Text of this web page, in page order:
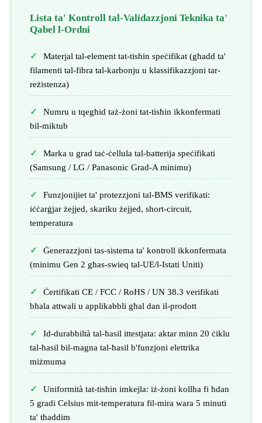
Lista ta' Kontroll tal-Validazzjoni Teknika ta'
Qabel l-Ordni
Materjal tal-element tat-tisħin speċifikat (għadd ta'
filamenti tal-fibra tal-karbonju u klassifikazzjoni tar-
reżistenza)
Numru u tqegħid taż-żoni tat-tisħin ikkonfermati
bil-miktub
Marka u grad taċ-ċellula tal-batterija speċifikati
(Samsung / LG / Panasonic Grad-A minimu)
Funzjonijiet ta' protezzjoni tal-BMS verifikati:
iċċarġjar żejjed, skariku żejjed, short-circuit,
temperatura
Ġenerazzjoni tas-sistema ta' kontroll ikkonfermata
(minimu Gen 2 għas-swieq tal-UE/l-Istati Uniti)
Ċertifikati CE / FCC / RoHS / UN 38.3 verifikati
bħala attwali u applikabbli għal dan il-prodott
Id-durabbiltà tal-ħasil ittestjata: aktar minn 20 ċiklu
tal-ħasil bil-magna tal-ħasil b'funzjoni elettrika
miżmuma
Uniformità tat-tisħin imkejla: iż-żoni kollha fi ħdan
5 gradi Celsius mit-temperatura fil-mira wara 5 minuti
ta' tħaddim